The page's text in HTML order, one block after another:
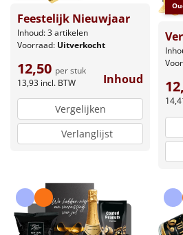
Feestelijk Nieuwjaar
Inhoud: 3 artikelen
Voorraad: Uitverkocht
12,50 per stuk
13,93 incl. BTW Inhoud
Vergelijken
Verlanglijst